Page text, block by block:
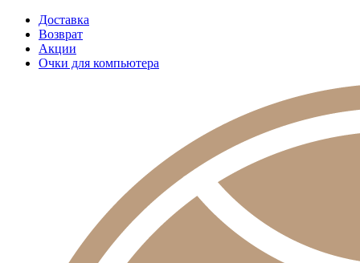
Доставка
Возврат
Акции
Очки для компьютера